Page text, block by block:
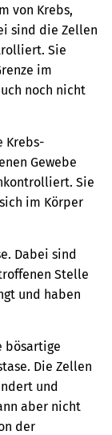
von Krebs,
sind die Zellen
Sie
im
noch nicht
Krebs-
Gewebe
Sie
im Körper
Dabei sind
Stelle
und haben
bösartige
Die Zellen
und
aber nicht
der